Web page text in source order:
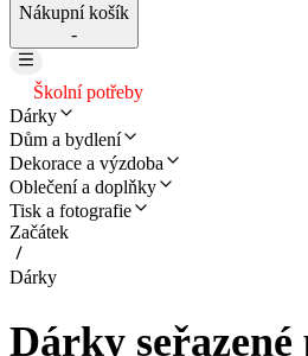
Nákupní košík
-
Školní potřeby
Dárky
Dům a bydlení
Dekorace a výzdoba
Oblečení a doplňky
Tisk a fotografie
Začátek
Dárky
Dárky